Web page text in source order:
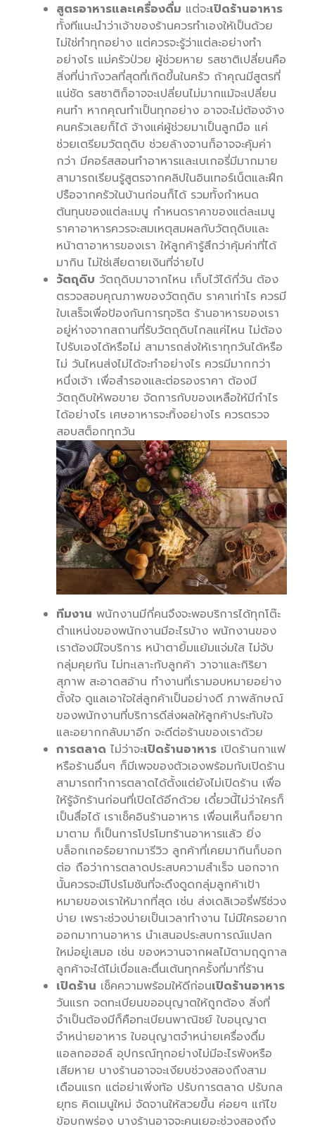
สูตรอาหารและเครื่องดื่ม แต่จะเปิดร้านอาหาร
ทั้งทีแนะนำว่าเจ้าของร้านควรทำเองให้เป็นด้วย
ไม่ใช่ทำทุกอย่าง แต่ควรจะรู้ว่าแต่ละอย่างทำ
อย่างไร แม่ครัวป่วย ผู้ช่วยหาย รสชาติเปลี่ยนคือ
สิ่งที่น่ากังวลที่สุดที่เกิดขึ้นในครัว ถ้าคุณมีสูตรที่
แน่ชัด รสชาติก็อาจจะเปลี่ยนไม่มากแม้จะเปลี่ยน
คนทำ หากคุณทำเป็นทุกอย่าง อาจจะไม่ต้องจ้าง
คนครัวเลยก็ได้ จ้างแค่ผู้ช่วยมาเป็นลูกมือ แค่
ช่วยเตรียมวัตถุดิบ ช่วยล้างจานก็อาจจะคุ้มค่า
กว่า มีคอร์สสอนทำอาหารและเบเกอรี่มีมากมาย
สามารถเรียนรู้สูตรจากคลิปในอินเทอร์เน็ตและฝึก
ปรือจากครัวในบ้านก่อนก็ได้ รวมทั้งกำหนด
ต้นทุนของแต่ละเมนู กำหนดราคาของแต่ละเมนู
ราคาอาหารควรจะสมเหตุสมผลกับวัตถุดิบและ
หน้าตาอาหารของเรา ให้ลูกค้ารู้สึกว่าคุ้มค่าที่ได้
มากิน ไม่ใช่เสียดายเงินที่จ่ายไป
วัตถุดิบ วัตถุดิบมาจากไหน เก็บไว้ได้กี่วัน ต้อง
ตรวจสอบคุณภาพของวัตถุดิบ ราคาเท่าไร ควรมี
ใบเสร็จเพื่อป้องกันการทุจริต ร้านอาหารของเรา
อยู่ห่างจากสถานที่รับวัตถุดิบไกลแค่ไหน ไม่ต้อง
ไปรับเองได้หรือไม่ สามารถส่งให้เราทุกวันได้หรือ
ไม่ วันไหนส่งไม่ได้จะทำอย่างไร ควรมีมากกว่า
หนึ่งเจ้า เพื่อสำรองและต่อรองราคา ต้องมี
วัตถุดิบให้พอขาย จัดการกับของเหลือให้มีกำไร
ได้อย่างไร เศษอาหารจะทิ้งอย่างไร ควรตรวจ
สอบสต็อกทุกวัน
ทีมงาน พนักงานมีกี่คนจึงจะพอบริการได้ทุกโต๊ะ
ตำแหน่งของพนักงานมีอะไรบ้าง พนักงานของ
เราต้องมีใจบริการ หน้าตายิ้มแย้มแจ่มใส ไม่จับ
กลุ่มคุยกัน ไม่ทะเลาะกับลูกค้า วาจาและกิริยา
สุภาพ สะอาดสอ้าน ทำงานที่เรามอบหมายอย่าง
ตั้งใจ ดูแลเอาใจใส่ลูกค้าเป็นอย่างดี ภาพลักษณ์
ของพนักงานที่บริการดีส่งผลให้ลูกค้าประทับใจ
และอยากกลับมาอีก จะดีต่อร้านของเราด้วย
การตลาด ไม่ว่าจะเปิดร้านอาหาร เปิดร้านกาแฟ
หรือร้านอื่นๆ ก็มีเพจของตัวเองพร้อมกับเปิดร้าน
สามารถทำการตลาดได้ตั้งแต่ยังไม่เปิดร้าน เพื่อ
ให้รู้จักร้านก่อนที่เปิดได้อีกด้วย เดี๋ยวนี้ไม่ว่าใครก็
เป็นสื่อได้ เราเช็คอินร้านอาหาร เพื่อนเห็นก็อยาก
มาตาม ก็เป็นการโปรโมทร้านอาหารแล้ว ยิ่ง
บล็อกเกอร์อยากมารีวิว ลูกค้าที่เคยมากินก็บอก
ต่อ ถือว่าการตลาดประสบความสำเร็จ นอกจาก
นั้นควรจะมีโปรโมชันที่จะดึงดูดกลุ่มลูกค้าเป้า
หมายของเราให้มากที่สุด เช่น ส่งเดลิเวอรี่ฟรีช่วง
บ่าย เพราะช่วงบ่ายเป็นเวลาทำงาน ไม่มีใครอยาก
ออกมาทานอาหาร นำเสนอประสบการณ์แปลก
ใหม่อยู่เสมอ เช่น ของหวานจากผลไม้ตามฤดูกาล
ลูกค้าจะได้ไม่เบื่อและตื่นเต้นทุกครั้งที่มาที่ร้าน
เปิดร้าน เช็คความพร้อมให้ดีก่อนเปิดร้านอาหาร
วันแรก จดทะเบียนขออนุญาตให้ถูกต้อง สิ่งที่
จำเป็นต้องมีก็คือทะเบียนพาณิชย์ ใบอนุญาต
จำหน่ายอาหาร ใบอนุญาตจำหน่ายเครื่องดื่ม
แอลกอฮอล์ อุปกรณ์ทุกอย่างไม่มีอะไรพังหรือ
เสียหาย บางร้านอาจจะเงียบช่วงสองถึงสาม
เดือนแรก แต่อย่าเพิ่งท้อ ปรับการตลาด ปรับกล
ยุทธ คิดเมนูใหม่ จัดจานให้สวยขึ้น ค่อยๆ แก้ไข
ข้อบกพร่อง บางร้านอาจจะคนเยอะช่วงสองถึง